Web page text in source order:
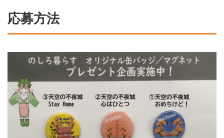
応募方法